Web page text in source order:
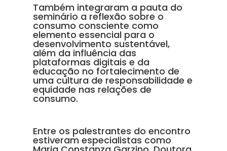
Também integraram a pauta do
seminário a reflexão sobre o
consumo consciente como
elemento essencial para o
desenvolvimento sustentável,
além da influência das
plataformas digitais e da
educação no fortalecimento de
uma cultura de responsabilidade e
equidade nas relações de
consumo.
Entre os palestrantes do encontro
estiveram especialistas como